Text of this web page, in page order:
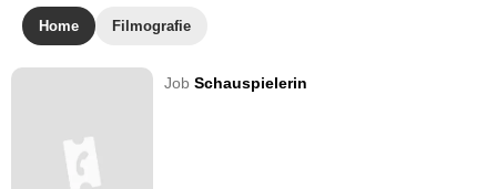
Home Filmografie
JobSchauspielerin